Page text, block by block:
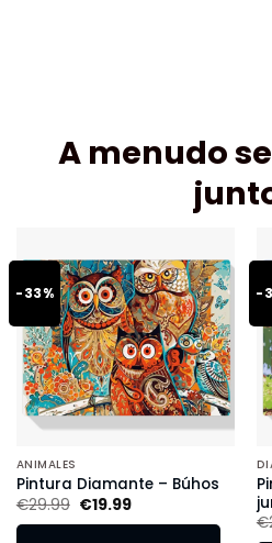
A menudo
-33%
ANIMALES
Pintura Diamante – Búhos
€29.99 €19.99
-
€